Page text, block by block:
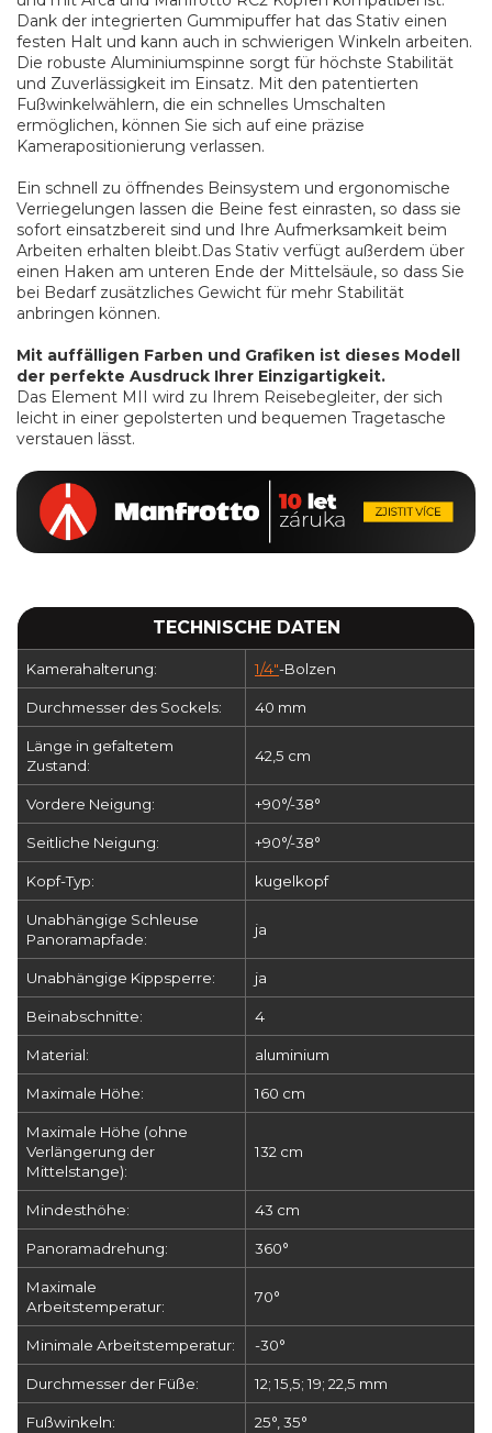
Dank der integrierten Gummipuffer hat das Stativ einen
festen Halt und kann auch in schwierigen Winkeln arbeiten.
Die robuste Aluminiumspinne sorgt für höchste Stabilität
und Zuverlässigkeit im Einsatz. Mit den patentierten
Fußwinkelwählern, die ein schnelles Umschalten
ermöglichen, können Sie sich auf eine präzise
Kamerapositionierung verlassen.
Ein schnell zu öffnendes Beinsystem und ergonomische
Verriegelungen lassen die Beine fest einrasten, so dass sie
sofort einsatzbereit sind und Ihre Aufmerksamkeit beim
Arbeiten erhalten bleibt.Das Stativ verfügt außerdem über
einen Haken am unteren Ende der Mittelsäule, so dass Sie
bei Bedarf zusätzliches Gewicht für mehr Stabilität
anbringen können.
Mit auffälligen Farben und Grafiken ist dieses Modell
der perfekte Ausdruck Ihrer Einzigartigkeit.
Das Element MII wird zu Ihrem Reisebegleiter, der sich
leicht in einer gepolsterten und bequemen Tragetasche
verstauen lässt.
TECHNISCHE DATEN
Kamerahalterung: 1/4"-Bolzen
Durchmesser des Sockels: 40 mm
Länge in gefaltetem
Zustand:
42,5 cm
Vordere Neigung: +90°/-38°
Seitliche Neigung: +90°/-38°
Kopf-Typ: kugelkopf
Unabhängige Schleuse
Panoramapfade:
ja
Unabhängige Kippsperre: ja
Beinabschnitte: 4
Material: aluminium
Maximale Höhe: 160 cm
Maximale Höhe (ohne
Verlängerung der
Mittelstange):
132 cm
Mindesthöhe: 43 cm
Panoramadrehung: 360°
Maximale
Arbeitstemperatur:
70°
Minimale Arbeitstemperatur: -30°
Durchmesser der Füße: 12; 15,5; 19; 22,5 mm
Fußwinkeln: 25°, 35°